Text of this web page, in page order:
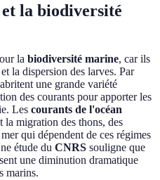
la biodiversité
la biodiversité marine, car ils
la dispersion des larves. Par
une grande variété
des courants pour apporter les
Les courants de l'océan
la migration des thons, des
qui dépendent de ces régimes
étude du CNRS souligne que
une diminution dramatique
marins.